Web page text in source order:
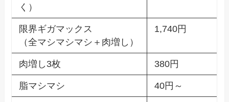
く）
限界ギガマックス
（全マシマシマシ＋肉増し）
1,740円
肉増し3枚 380円
脂マシマシ 40円～